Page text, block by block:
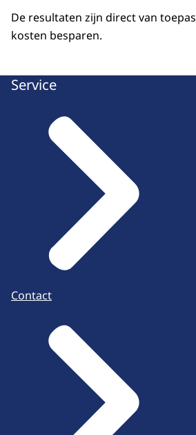
De resultaten zijn direct van
kosten besparen.
Service
Contact